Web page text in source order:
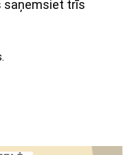
saņemsiet trīs